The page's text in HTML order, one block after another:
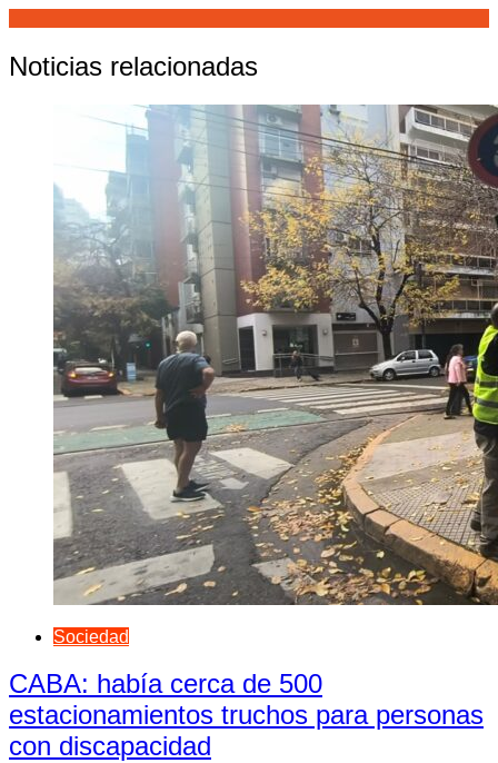
Noticias relacionadas
Sociedad
CABA: había cerca de 500
estacionamientos truchos para personas
con discapacidad